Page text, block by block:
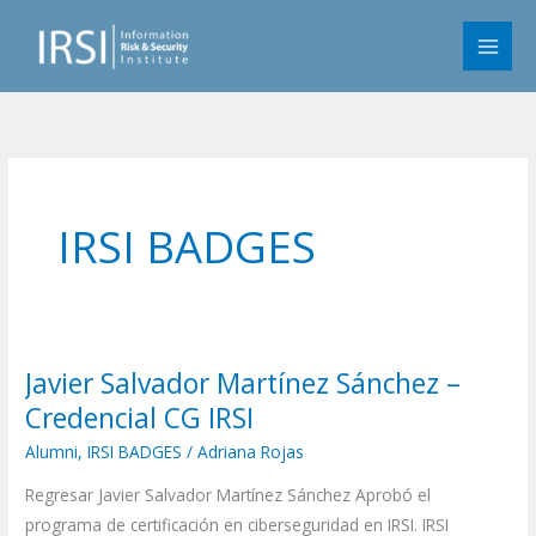
IRSI BADGES
Javier Salvador Martínez Sánchez –
Credencial CG IRSI
Alumni,IRSI BADGES /Adriana Rojas
Regresar Javier Salvador Martínez Sánchez Aprobó el
programa de certificación en ciberseguridad en IRSI. IRSI
Javier
Salvador
–
Credencial